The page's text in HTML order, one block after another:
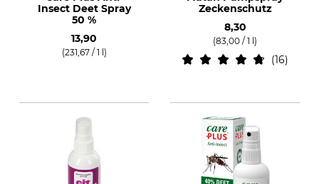
Insect Deet Spray
50 %
13,90
(231,67 / 1 l)
Zeckenschutz
8,30
(83,00 / 1 l)
16